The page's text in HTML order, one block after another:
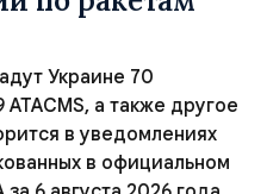
Украине 70
а также другое
в уведомлениях
в официальном